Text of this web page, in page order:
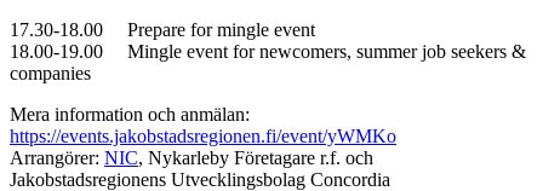
17.30-18.00 Prepare for mingle event
18.00-19.00 Mingle event for newcomers, summer job seekers &
companies
Mera information och anmälan:
https://events.jakobstadsregionen.fi/event/yWMKo
Arrangörer: NIC, Nykarleby Företagare r.f. och
Jakobstadsregionens Utvecklingsbolag Concordia